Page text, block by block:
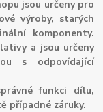
jsou určeny pro
výroby, starých
komponenty.
a jsou určeny
s odpovídající
funkci dílu,
případné záruky.